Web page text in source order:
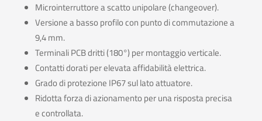
Microinterruttore a scatto unipolare (changeover).
Versione a basso profilo con punto di commutazione a
9,4 mm.
Terminali PCB dritti (180°) per montaggio verticale.
Contatti dorati per elevata affidabilità elettrica.
Grado di protezione IP67 sul lato attuatore.
Ridotta forza di azionamento per una risposta precisa
e controllata.